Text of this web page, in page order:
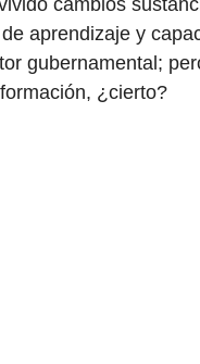
cambios
aprendizaje y
gubernamental;
¿cierto?